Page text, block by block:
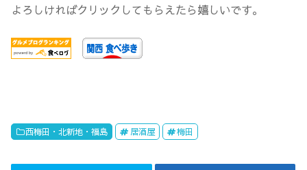
よろしければクリックしてもらえたら嬉しいです。
西梅田・北新地・福島 居酒屋 梅田